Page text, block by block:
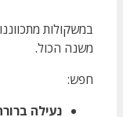
במשקולות
משנה הכול.
חפש:
נעילה